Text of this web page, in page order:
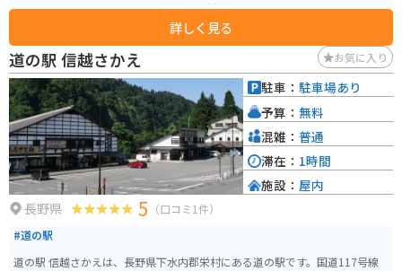
ストランが人気です。特におすすめは、妙高名物の笹寿しや、地元産の蕎麦
を使った蕎麦定食です。また、併設されている「あらい道の駅 農産物直売セ
ンター」では、地元農家が丹精込めて作った新鮮な野菜や果物を購入するこ
とができます。 バイクで訪れる場合、道の駅 あらいには広い駐車場が完備さ
れているので安心です。妙高高原周辺は、雄大な自然が広がり、ツーリング
にも最適なエリアです。道の駅 あらいを拠点に、周辺の観光スポットを巡る
のもおすすめです。
詳しく見る
道の駅 信越さかえ お気に入り
長野県 5 （口コミ1件）
#道の駅
道の駅 信越さかえは、長野県下水内郡栄村にある道の駅です。国道117号線
駐車： 駐車場あり
予算： 無料
混雑： 普通
滞在： 1時間
施設： 屋内